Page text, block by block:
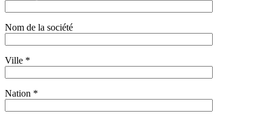
Nom de la société
Ville *
Nation *